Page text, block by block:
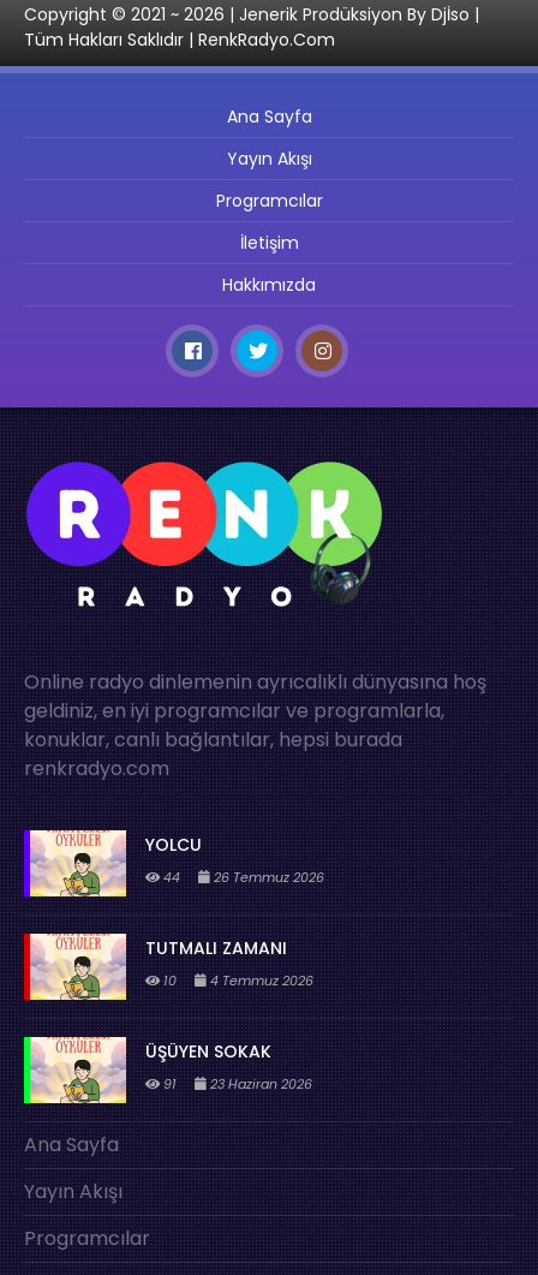
Copyright © 2021 ~ 2026 | Jenerik Prodüksiyon By Djİso |
Tüm Hakları Saklıdır | RenkRadyo.Com
Ana Sayfa
Yayın Akışı
Programcılar
İletişim
Hakkımızda
Online radyo dinlemenin ayrıcalıklı dünyasına hoş
geldiniz, en iyi programcılar ve programlarla,
konuklar, canlı bağlantılar, hepsi burada
renkradyo.com
YOLCU
44 26 Temmuz 2026
TUTMALI ZAMANI
10 4 Temmuz 2026
ÜŞÜYEN SOKAK
91 23 Haziran 2026
Ana Sayfa
Yayın Akışı
Programcılar